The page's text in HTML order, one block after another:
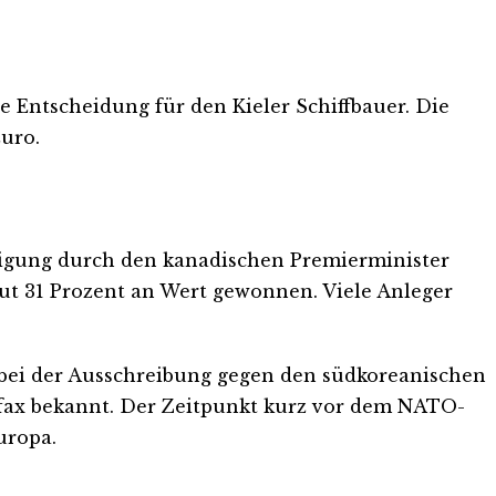
Entscheidung für den Kieler Schiffbauer. Die
durch den kanadischen Premierminister
31 Prozent an Wert gewonnen. Viele Anleger
der Ausschreibung gegen den südkoreanischen
bekannt. Der Zeitpunkt kurz vor dem NATO-